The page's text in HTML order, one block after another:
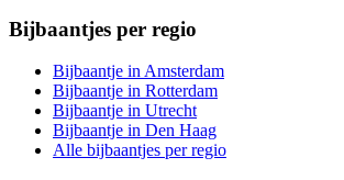
Bijbaantjes per regio
Bijbaantje in Amsterdam
Bijbaantje in Rotterdam
Bijbaantje in Utrecht
Bijbaantje in Den Haag
Alle bijbaantjes per regio